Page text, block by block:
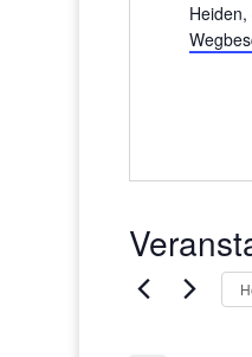
Heiden,